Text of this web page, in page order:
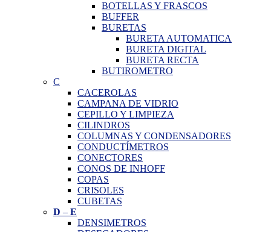
BOTELLAS Y FRASCOS
BUFFER
BURETAS
BURETA AUTOMATICA
BURETA DIGITAL
BURETA RECTA
BUTIROMETRO
C
CACEROLAS
CAMPANA DE VIDRIO
CEPILLO Y LIMPIEZA
CILINDROS
COLUMNAS Y CONDENSADORES
CONDUCTÍMETROS
CONECTORES
CONOS DE INHOFF
COPAS
CRISOLES
CUBETAS
D – E
DENSIMETROS